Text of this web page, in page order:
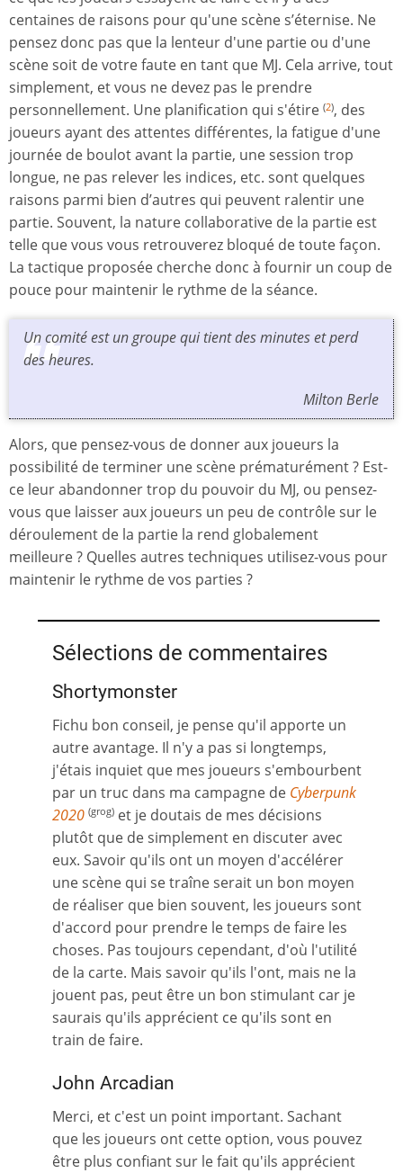
centaines de raisons pour qu'une scène s’éternise. Ne
pensez donc pas que la lenteur d'une partie ou d'une
scène soit de votre faute en tant que MJ. Cela arrive, tout
simplement, et vous ne devez pas le prendre
personnellement. Une planification qui s'étire (2), des
joueurs ayant des attentes différentes, la fatigue d'une
journée de boulot avant la partie, une session trop
longue, ne pas relever les indices, etc. sont quelques
raisons parmi bien d’autres qui peuvent ralentir une
partie. Souvent, la nature collaborative de la partie est
telle que vous vous retrouverez bloqué de toute façon.
La tactique proposée cherche donc à fournir un coup de
pouce pour maintenir le rythme de la séance.
Un comité est un groupe qui tient des minutes et perd
des heures.
Milton Berle
Alors, que pensez-vous de donner aux joueurs la
possibilité de terminer une scène prématurément ? Est-
ce leur abandonner trop du pouvoir du MJ, ou pensez-
vous que laisser aux joueurs un peu de contrôle sur le
déroulement de la partie la rend globalement
meilleure ? Quelles autres techniques utilisez-vous pour
maintenir le rythme de vos parties ?
Sélections de commentaires
Shortymonster
Fichu bon conseil, je pense qu'il apporte un
autre avantage. Il n'y a pas si longtemps,
j'étais inquiet que mes joueurs s'embourbent
par un truc dans ma campagne de Cyberpunk
2020 (grog) et je doutais de mes décisions
plutôt que de simplement en discuter avec
eux. Savoir qu'ils ont un moyen d'accélérer
une scène qui se traîne serait un bon moyen
de réaliser que bien souvent, les joueurs sont
d'accord pour prendre le temps de faire les
choses. Pas toujours cependant, d'où l'utilité
de la carte. Mais savoir qu'ils l'ont, mais ne la
jouent pas, peut être un bon stimulant car je
saurais qu'ils apprécient ce qu'ils sont en
train de faire.
John Arcadian
Merci, et c'est un point important. Sachant
que les joueurs ont cette option, vous pouvez
être plus confiant sur le fait qu'ils apprécient